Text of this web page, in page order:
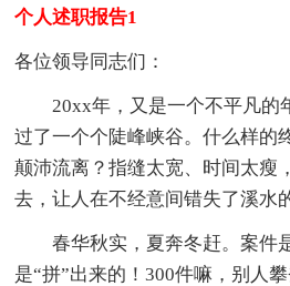
个人述职报告1
各位领导同志们：
20xx年，又是一个不平凡的
过了一个个陡峰峡谷。什么样的
颠沛流离？指缝太宽、时间太瘦
去，让人在不经意间错失了溪
春华秋实，夏奔冬赶。案件
是“拼”出来的！300件嘛，别人